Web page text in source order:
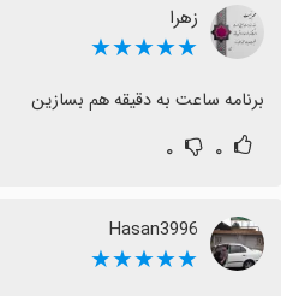
زهرا
★★★★★
برنامه ساعت به دقیقه هم بسازین
۰ ۰
Hasan3996
★★★★★